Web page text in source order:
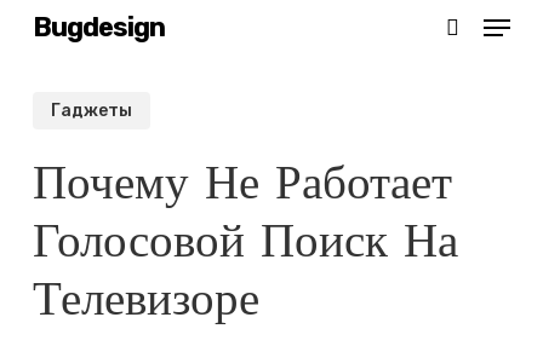
SkipBugdesign Menu
Гаджеты
Почему Не Работает
Голосовой Поиск На
Телевизоре